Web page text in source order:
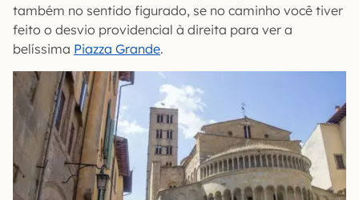
também no sentido figurado, se no caminho você tiver
feito o desvio providencial à direita para ver a
belíssima Piazza Grande.